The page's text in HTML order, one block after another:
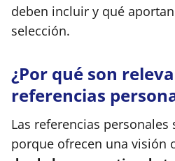
deben incluir y qué
selección.
¿Por qué son
referencias
Las referencias personales
porque ofrecen una visión